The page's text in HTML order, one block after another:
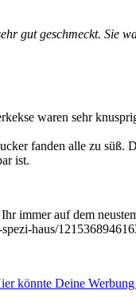
gut geschmeckt.
waren sehr
fanden alle zu süß.
ist.
immer auf dem
haus/
könnte Deine